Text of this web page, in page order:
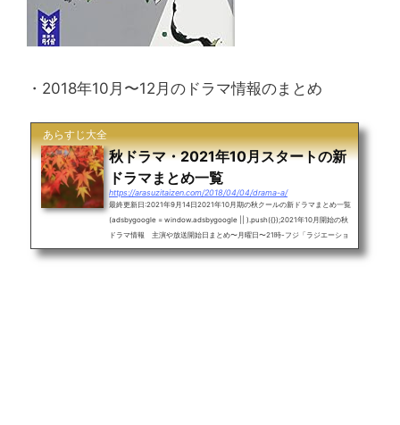
・2018年10月〜12月のドラマ情報のまとめ
あらすじ大全
秋ドラマ・2021年10月スタートの新
ドラマまとめ一覧
https://arasuzitaizen.com/2018/04/04/drama-a/
最終更新日:2021年9月14日2021年10月期の秋クールの新ドラマまとめ一覧
(adsbygoogle = window.adsbygoogle || ).push({});2021年10月開始の秋
ドラマ情報 主演や放送開始日まとめ〜月曜日〜21時-フジ「ラジエーショ
ンハウスⅡ」窪田正孝(10月4日)22時-フジ「アバランチ」綾野剛(10月18